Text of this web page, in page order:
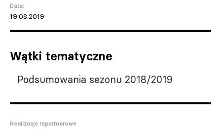
Data:
19.08.2019
Wątki tematyczne
Podsumowania sezonu 2018/2019
Realizacje repertuarowe